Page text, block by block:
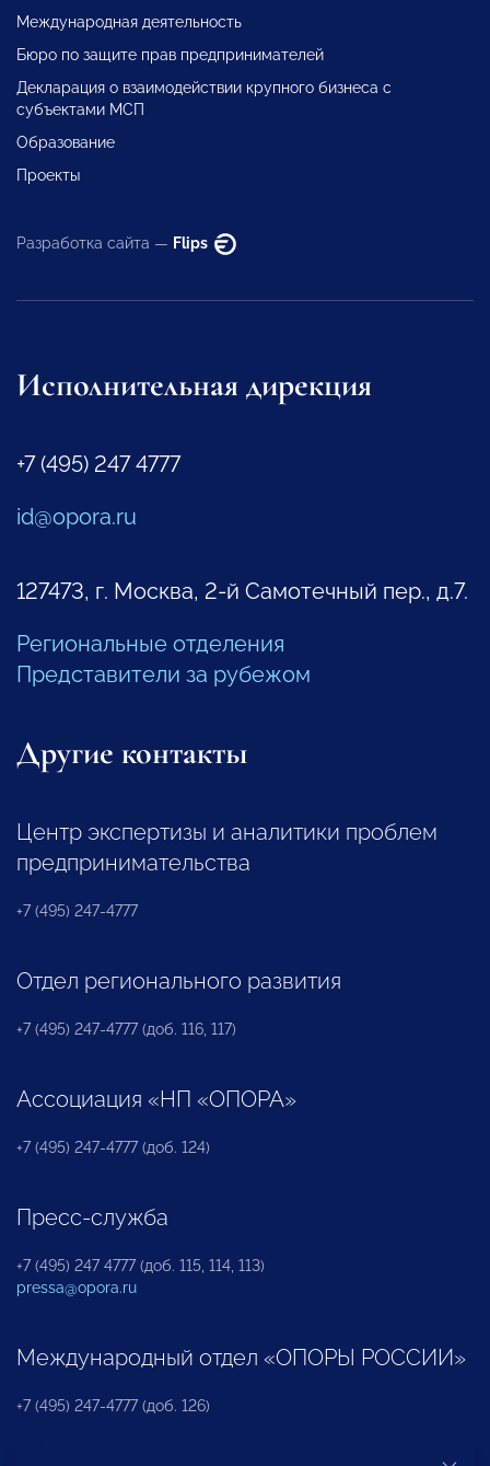
Международная деятельность
Бюро по защите прав предпринимателей
Декларация о взаимодействии крупного бизнеса с
субъектами МСП
Образование
Проекты
Разработка сайта — Flips
Исполнительная дирекция
+7 (495) 247 4777
id@opora.ru
127473, г. Москва, 2-й Самотечный пер., д.7.
Региональные отделения
Представители за рубежом
Другие контакты
Центр экспертизы и аналитики проблем
предпринимательства
+7 (495) 247-4777
Отдел регионального развития
+7 (495) 247-4777 (доб. 116, 117)
Ассоциация «НП «ОПОРА»
+7 (495) 247-4777 (доб. 124)
Пресс-служба
+7 (495) 247 4777 (доб. 115, 114, 113)
pressa@opora.ru
Международный отдел «ОПОРЫ РОССИИ»
+7 (495) 247-4777 (доб. 126)